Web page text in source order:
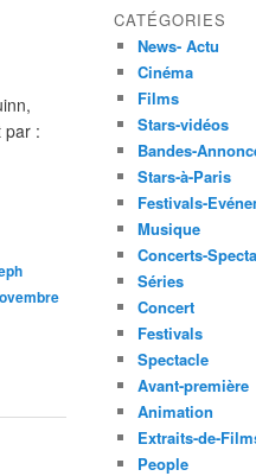
par :
CATÉGORIES
News- Actu
Cinéma
Films
Stars-vidéos
Bandes-
Stars-à-Paris
Festivals-
Musique
Concerts-
Séries
Concert
Festivals
Spectacle
Avant-première
Animation
Extraits-de-
People